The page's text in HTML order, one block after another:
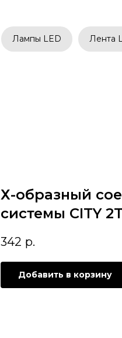
Лампы LED Лента
Х-образный
системы CITY
342 р.
Добавить в корзину